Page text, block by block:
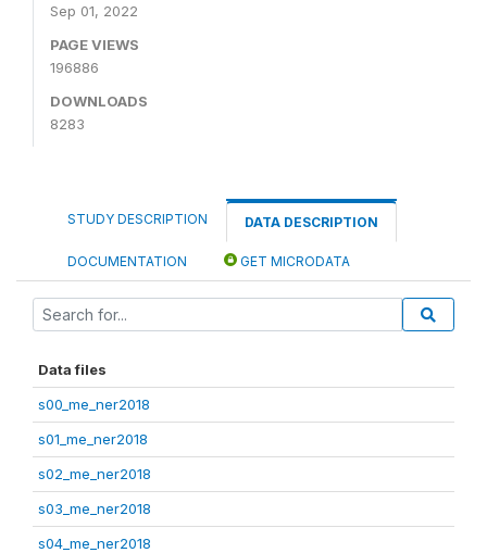
Sep 01, 2022
PAGE VIEWS
196886
DOWNLOADS
8283
STUDY DESCRIPTION DATA DESCRIPTION
DOCUMENTATION GET MICRODATA
Data files
s00_me_ner2018
s01_me_ner2018
s02_me_ner2018
s03_me_ner2018
s04_me_ner2018